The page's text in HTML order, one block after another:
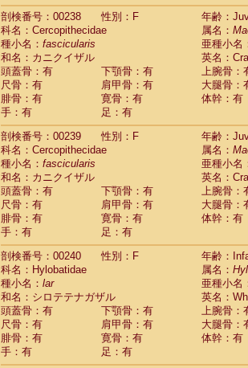
剖検番号：00238
性別：F
年齢：
科名：Cercopithecidae
属名：
種小名： fascicularis
亜種小名
和名：カニクイザル
英名：
頭蓋骨：有
下顎骨：有
上腕骨：
尺骨：有
肩甲骨：有
大腿骨：
腓骨：有
寛骨：有
体幹：有
手：有
足：有
剖検番号：00239
性別：F
年齢：
科名：Cercopithecidae
属名：
種小名： fascicularis
亜種小名
和名：カニクイザル
英名：
頭蓋骨：有
下顎骨：有
上腕骨：
尺骨：有
肩甲骨：有
大腿骨：
腓骨：有
寛骨：有
体幹：有
手：有
足：有
剖検番号：00240
性別：F
年齢：
科名：Hylobatidae
属名：
種小名： lar
亜種小名
和名：シロテテナガザル
英名：
頭蓋骨：有
下顎骨：有
上腕骨：
尺骨：有
肩甲骨：有
大腿骨：
腓骨：有
寛骨：有
体幹：有
手：有
足：有